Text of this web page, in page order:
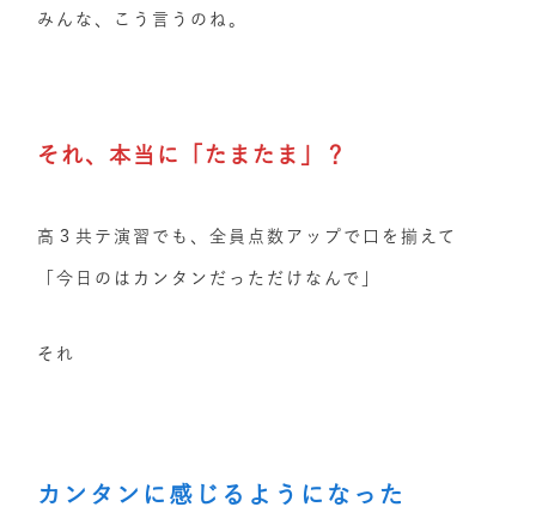
みんな、こう言うのね。
それ、本当に「たまたま」？
高３共テ演習でも、全員点数アップで口を揃えて
「今日のはカンタンだっただけなんで」
それ
カンタンに感じるようになった